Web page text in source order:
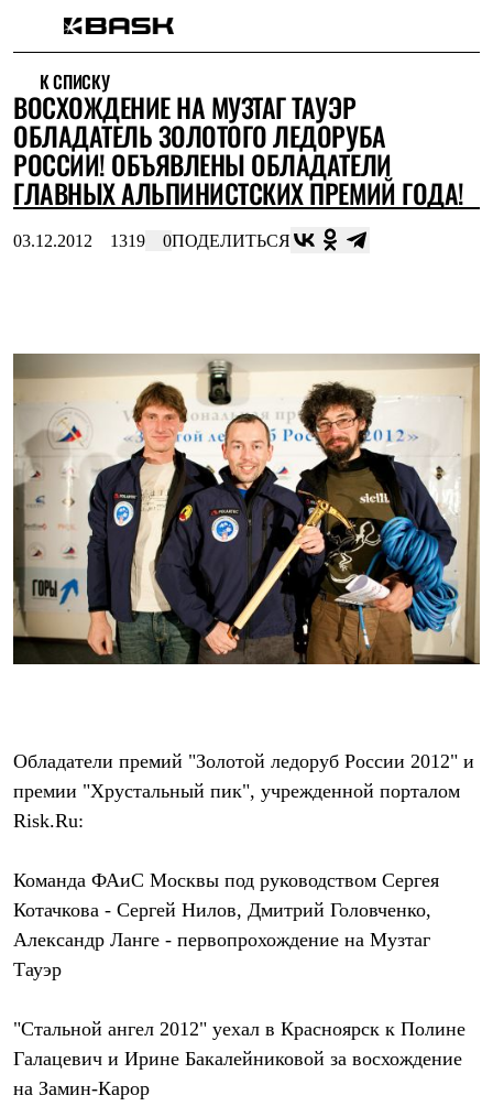
Интернет-магазин
Мужская одежда
Утепленная пухом
Куртки
Брюки
Жилеты
Комбинезоны
Куртки
Софтшелл одежда
Куртки
Флисовая одежда
Куртки
Брюки
Жилеты
Термобелье
Теплое термобелье
Среднее термобелье
Легкое термобелье
Лёгкая одежда
Футболки
Рубашки
Толстовки
Брюки
Куртки
Брюки
Жилеты
Утепленная синтетикой
Штормовая одежда
Куртки
Софтшелл одежда
Куртки
Брюки
Лёгкая одежда
Футболки
Брюки
Термобелье
К СПИСКУ
ВОСХОЖДЕНИЕ НА МУЗТАГ ТАУЭР
ОБЛАДАТЕЛЬ ЗОЛОТОГО ЛЕДОРУБА
РОССИИ! ОБЪЯВЛЕНЫ ОБЛАДАТЕЛИ
ГЛАВНЫХ АЛЬПИНИСТСКИХ ПРЕМИЙ ГОДА!
03.12.2012 1319 0ПОДЕЛИТЬСЯ
Обладатели премий "Золотой ледоруб России 2012" и
премии "Хрустальный пик", учрежденной порталом
Risk.Ru:
Команда ФАиС Москвы под руководством Сергея
Котачкова - Сергей Нилов, Дмитрий Головченко,
Александр Ланге - первопрохождение на Музтаг
Тауэр
"Стальной ангел 2012" уехал в Красноярск к Полине
Галацевич и Ирине Бакалейниковой за восхождение
на Замин-Карор